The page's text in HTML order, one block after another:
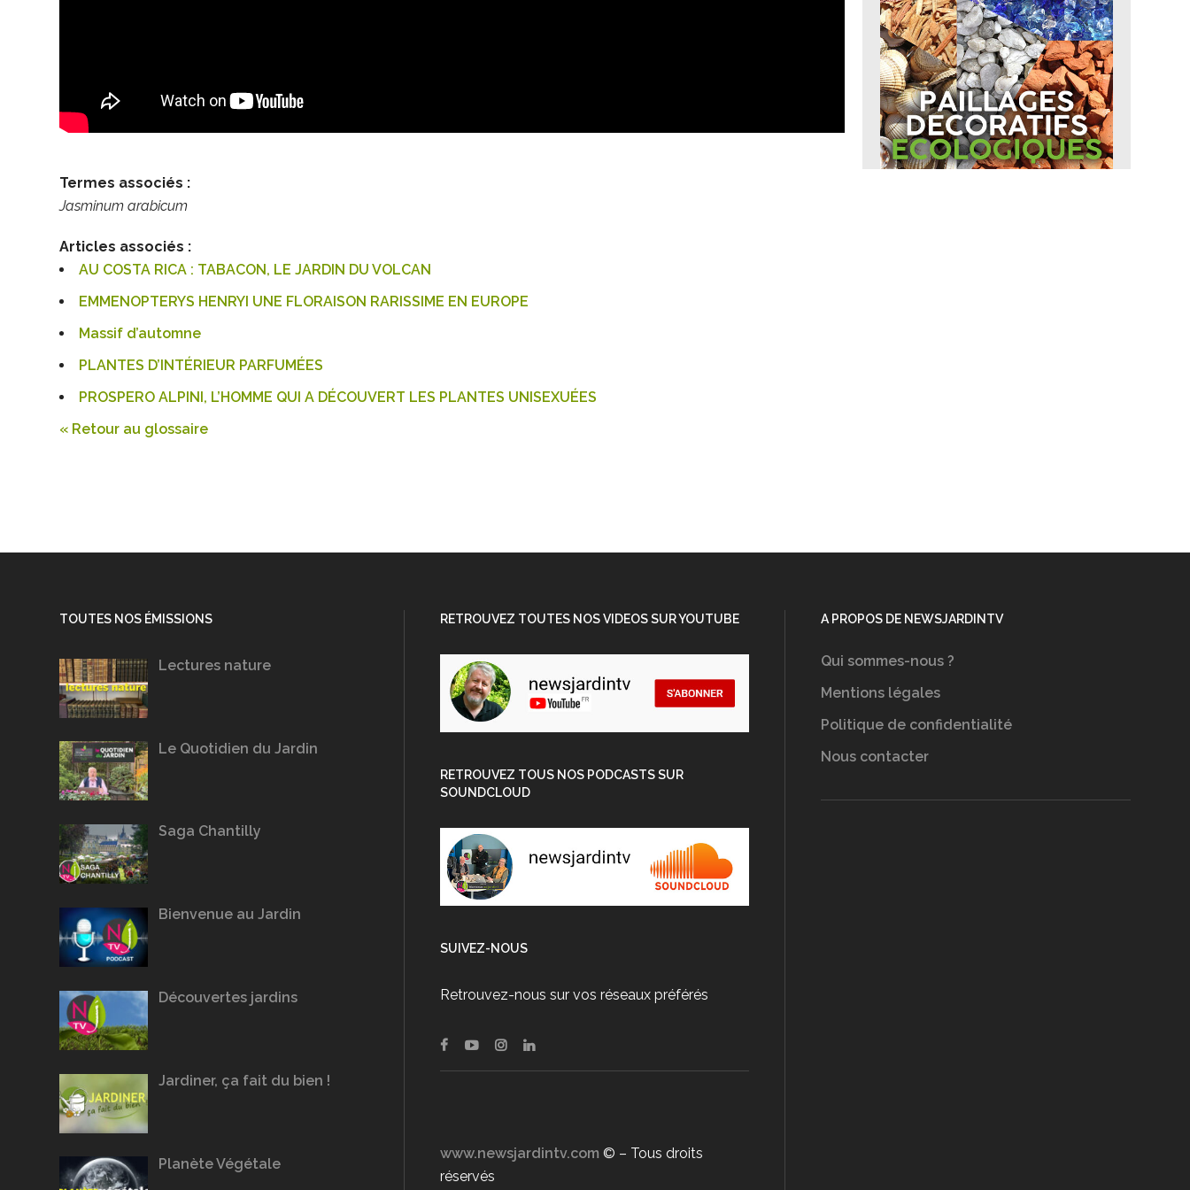
Termes associés :
Jasminum arabicum
Articles associés :
AU COSTA RICA : TABACON, LE JARDIN DU VOLCAN
EMMENOPTERYS HENRYI UNE FLORAISON RARISSIME EN EUROPE
Massif d’automne
PLANTES D’INTÉRIEUR PARFUMÉES
PROSPERO ALPINI, L’HOMME QUI A DÉCOUVERT LES PLANTES UNISEXUÉES
« Retour au glossaire
TOUTES NOS ÉMISSIONS
Lectures nature
Le Quotidien du Jardin
Saga Chantilly
Bienvenue au Jardin
Découvertes jardins
Jardiner, ça fait du bien !
Planète Végétale
RETROUVEZ TOUTES NOS VIDEOS SUR YOUTUBE
RETROUVEZ TOUS NOS PODCASTS SUR
SOUNDCLOUD
SUIVEZ-NOUS
Retrouvez-nous sur vos réseaux préférés
www.newsjardintv.com © – Tous droits
réservés
A PROPOS DE NEWSJARDINTV
Qui sommes-nous ?
Mentions légales
Politique de confidentialité
Nous contacter